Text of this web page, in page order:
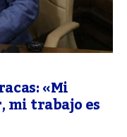
«Mi
mi trabajo es